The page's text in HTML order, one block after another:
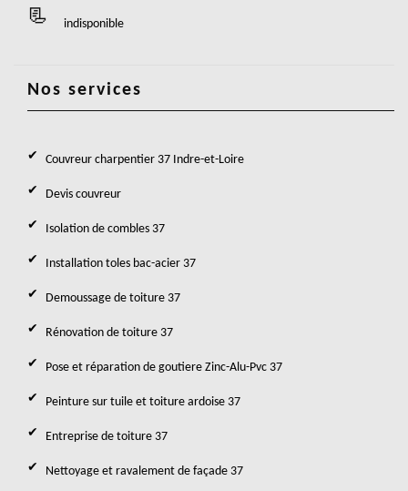
indisponible
Nos services
Couvreur charpentier 37 Indre-et-Loire
Devis couvreur
Isolation de combles 37
Installation toles bac-acier 37
Demoussage de toiture 37
Rénovation de toiture 37
Pose et réparation de goutiere Zinc-Alu-Pvc 37
Peinture sur tuile et toiture ardoise 37
Entreprise de toiture 37
Nettoyage et ravalement de façade 37